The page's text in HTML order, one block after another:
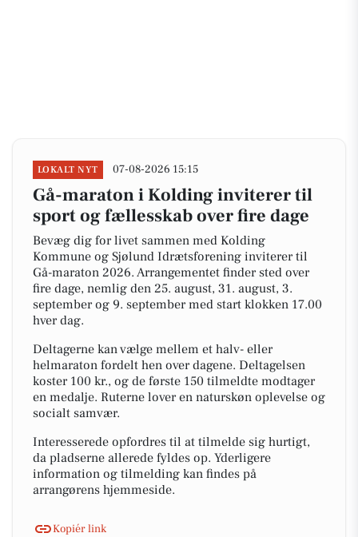
LOKALT NYT 07-08-2026 15:15
Gå-maraton i Kolding inviterer til
sport og fællesskab over fire dage
Bevæg dig for livet sammen med Kolding
Kommune og Sjølund Idrætsforening inviterer til
Gå-maraton 2026. Arrangementet finder sted over
fire dage, nemlig den 25. august, 31. august, 3.
september og 9. september med start klokken 17.00
hver dag.
Deltagerne kan vælge mellem et halv- eller
helmaraton fordelt hen over dagene. Deltagelsen
koster 100 kr., og de første 150 tilmeldte modtager
en medalje. Ruterne lover en naturskøn oplevelse og
socialt samvær.
Interesserede opfordres til at tilmelde sig hurtigt,
da pladserne allerede fyldes op. Yderligere
information og tilmelding kan findes på
arrangørens hjemmeside.
Kopiér link